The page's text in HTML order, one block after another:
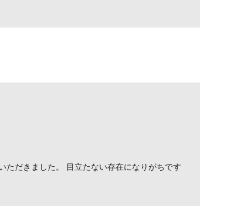
ただきました。 目立たない存在になりがちです